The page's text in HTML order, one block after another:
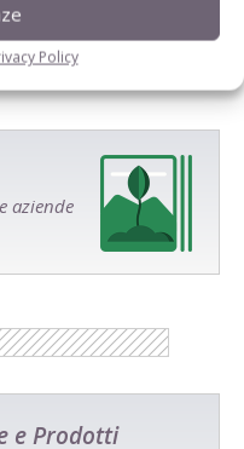
Policy
aziende
e Prodotti